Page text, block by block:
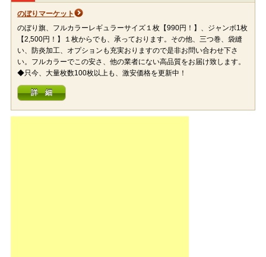
のぼりマーケット
のぼり旗、フルカラーレギュラーサイズ１枚【990円！】、ジャンボ1枚
【2,500円！】１枚からでも、承っております。その他、三つ巻、袋縫
い、防炎加工、オプションも充実おりますので是非お問い合わせ下さ
い。フルカラーでこの安さ、他の業者にない高品質をお届け致します。
◆只今、大量枚数100枚以上も、激安価格を更新中！
詳 細